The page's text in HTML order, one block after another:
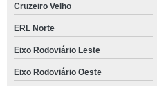
Cruzeiro Velho
ERL Norte
Eixo Rodoviário Leste
Eixo Rodoviário Oeste